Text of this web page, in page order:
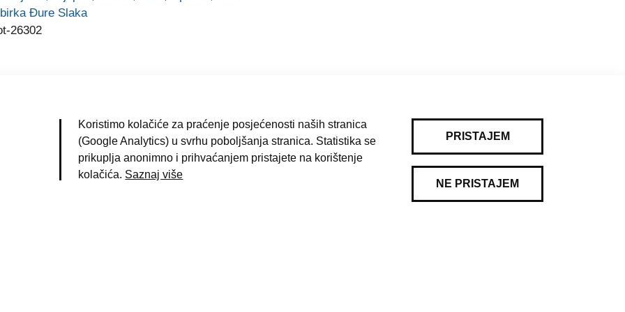
Đure Slaka
26302
Uvjeti korištenja Pravila privatnosti Impresum Pravila korištenja Kontakt
Koristimo kolačiće za praćenje posjećenosti naših stranica
(Google Analytics) u svrhu poboljšanja stranica. Statistika se
prikuplja anonimno i prihvaćanjem pristajete na korištenje
kolačića. Saznaj više
PRISTAJEM
NE PRISTAJEM